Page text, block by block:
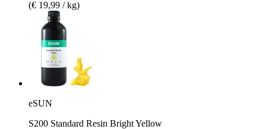
(€ 19,99 / kg)
eSUN
S200 Standard Resin Bright Yellow